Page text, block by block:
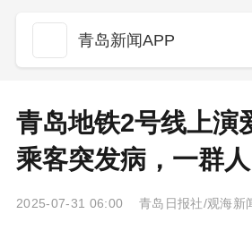
青岛新闻APP
青岛地铁2号线上演
乘客突发病，一群
2025-07-31 06:00 青岛日报社/观海新